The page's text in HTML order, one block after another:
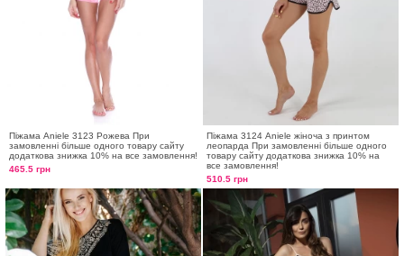
Піжама Aniele 3123 Рожева При
замовленні більше одного товару сайту
додаткова знижка 10% на все замовлення!
465.5 грн
Піжама 3124 Aniele жіноча з принтом
леопарда При замовленні більше одного
товару сайту додаткова знижка 10% на
все замовлення!
510.5 грн